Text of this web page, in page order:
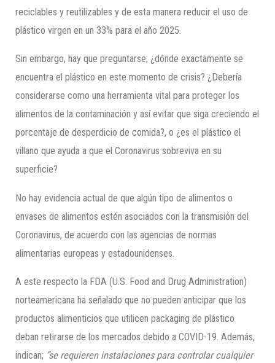
reciclables y reutilizables y de esta manera reducir el uso de
plástico virgen en un 33% para el año 2025.
Sin embargo, hay que preguntarse; ¿dónde exactamente se
encuentra el plástico en este momento de crisis? ¿Debería
considerarse como una herramienta vital para proteger los
alimentos de la contaminación y así evitar que siga creciendo el
porcentaje de desperdicio de comida?, o ¿es el plástico el
villano que ayuda a que el Coronavirus sobreviva en su
superficie?
No hay evidencia actual de que algún tipo de alimentos o
envases de alimentos estén asociados con la transmisión del
Coronavirus, de acuerdo con las agencias de normas
alimentarias europeas y estadounidenses.
A este respecto la FDA (U.S. Food and Drug Administration)
norteamericana ha señalado que no pueden anticipar que los
productos alimenticios que utilicen packaging de plástico
deban retirarse de los mercados debido a COVID-19. Además,
indican; “se requieren instalaciones para controlar cualquier